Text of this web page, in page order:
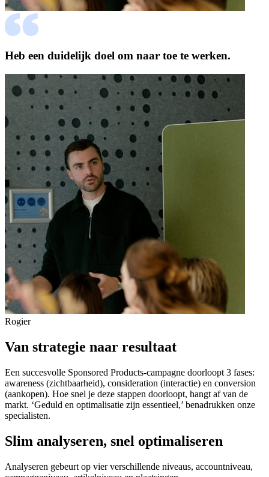
Heb een duidelijk doel om naar toe te werken.
Rogier
Van strategie naar resultaat
Een succesvolle Sponsored Products-campagne doorloopt 3 fases:
awareness (zichtbaarheid), consideration (interactie) en conversion
(aankopen). Hoe snel je deze stappen doorloopt, hangt af van de
markt. ‘Geduld en optimalisatie zijn essentieel,’ benadrukken onze
specialisten.
Slim analyseren, snel optimaliseren
Analyseren gebeurt op vier verschillende niveaus, accountniveau,